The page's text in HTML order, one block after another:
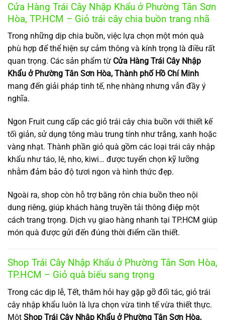
Cửa Hàng Trái Cây Nhập Khẩu ở Phường Tân Sơn
Hòa, TP.HCM – Giỏ trái cây chia buồn trang nhã
Trong những dịp chia buồn, việc lựa chọn một món quà
phù hợp để thể hiện sự cảm thông và kính trọng là điều rất
quan trọng. Các sản phẩm từ Cửa Hàng Trái Cây Nhập
Khẩu ở Phường Tân Sơn Hòa, Thành phố Hồ Chí Minh
mang đến giải pháp tinh tế, nhẹ nhàng nhưng vẫn đầy ý
nghĩa.
Ngon Fruit cung cấp các giỏ trái cây chia buồn với thiết kế
tối giản, sử dụng tông màu trung tính như trắng, xanh hoặc
vàng nhạt. Thành phần giỏ quà gồm các loại trái cây nhập
khẩu như táo, lê, nho, kiwi… được tuyển chọn kỹ lưỡng
nhằm đảm bảo độ tươi ngon và hình thức đẹp.
Ngoài ra, shop còn hỗ trợ băng rôn chia buồn theo nội
dung riêng, giúp khách hàng truyền tải thông điệp một
cách trang trọng. Dịch vụ giao hàng nhanh tại TP.HCM giúp
món quà được gửi đến đúng thời điểm cần thiết.
Shop Trái Cây Nhập Khẩu ở Phường Tân Sơn Hòa,
TP.HCM – Giỏ quà biếu sang trọng
Trong các dịp lễ, Tết, thăm hỏi hay gặp gỡ đối tác, giỏ trái
cây nhập khẩu luôn là lựa chọn vừa tinh tế vừa thiết thực.
Một Shop Trái Cây Nhập Khẩu ở Phường Tân Sơn Hòa,